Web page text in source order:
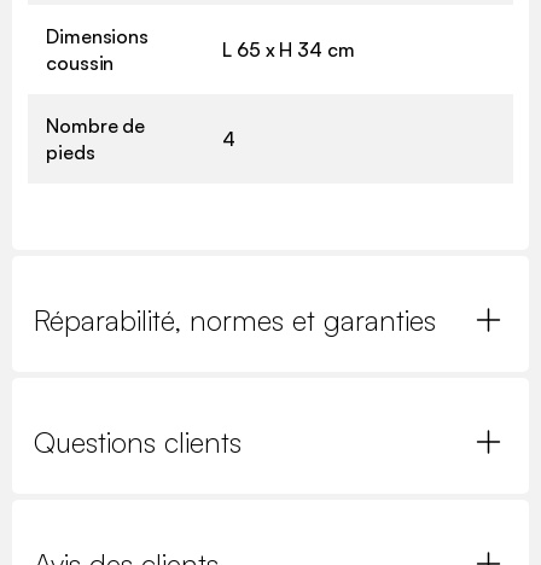
Dimensions
coussin
L 65 x H 34 cm
Nombre de
pieds
4
Réparabilité, normes et garanties
Questions clients